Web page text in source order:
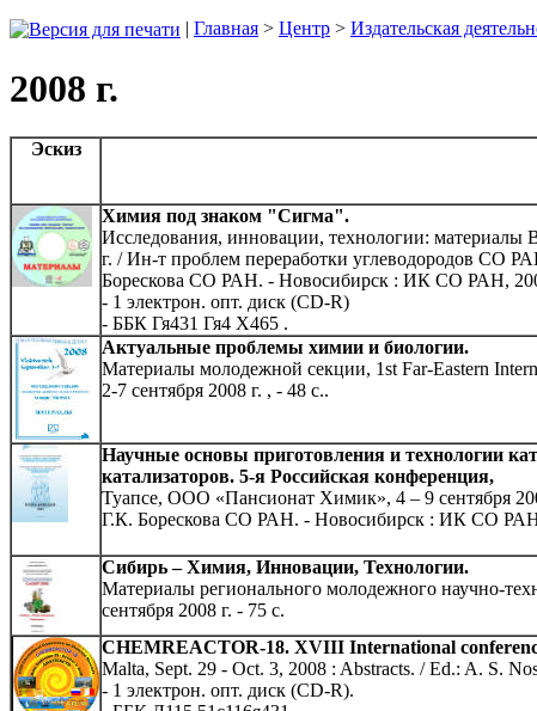
| Главная > Центр > Издательская
2008 г.
Эскиз
Химия под знаком "Сигма".
Исследования, инновации, технологии:
г. / Ин-т проблем переработки углеводородов СО
Борескова СО РАН. - Новосибирск : ИК СО РАН,
- 1 электрон. опт. диск (CD-R)
- ББК Гя431 Гя4 Х465 .
Актуальные проблемы химии и биологии.
Материалы молодежной секции, 1st Far-Eastern
2-7 сентября 2008 г. , - 48 c..
Научные основы приготовления и технологии
катализаторов. 5-я Российская конференция,
Туапсе, ООО «Пансионат Химик», 4 – 9 сентября
Г.К. Борескова СО РАН. - Новосибирск : ИК СО РАН,
Сибирь – Химия, Инновации, Технологии.
Материалы регионального молодежного научно-
сентября 2008 г. - 75 c.
CHEMREACTOR-18. XVIII International
Malta, Sept. 29 - Oct. 3, 2008 : Abstracts. / Ed.: A. S.
- 1 электрон. опт. диск (CD-R).